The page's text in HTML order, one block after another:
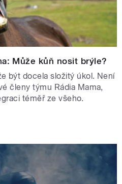
Může kůň nosit brýle?
být docela složitý úkol. Není
členy týmu Rádia Mama,
téměř ze všeho.